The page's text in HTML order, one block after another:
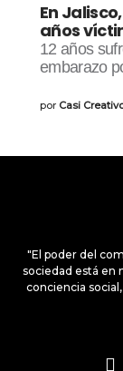
En
años
12 años
embarazo
por Casi
"El poder del
sociedad está en
conciencia